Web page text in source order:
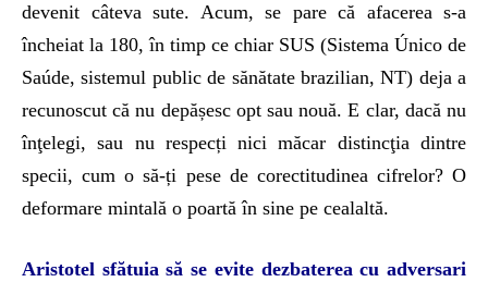
devenit câteva sute. Acum, se pare că afacerea s-a
încheiat la 180, în timp ce chiar SUS (Sistema Único de
Saúde, sistemul public de sănătate brazilian, NT) deja a
recunoscut că nu depășesc opt sau nouă. E clar, dacă nu
înţelegi, sau nu respecți nici măcar distincţia dintre
specii, cum o să-ți pese de corectitudinea cifrelor? O
deformare mintală o poartă în sine pe cealaltă.
Aristotel sfătuia să se evite dezbaterea cu adversari